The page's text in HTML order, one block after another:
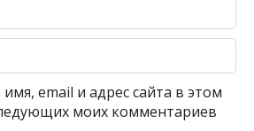
email и адрес сайта в этом
моих комментариев